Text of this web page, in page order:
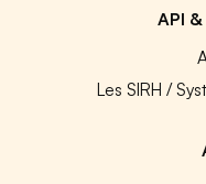
API
Les SIRH /